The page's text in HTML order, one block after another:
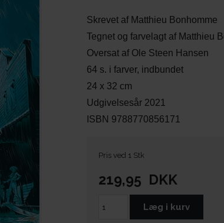
Skrevet af Matthieu Bonhomme
Tegnet og farvelagt af Matthieu
Oversat af Ole Steen Hansen
64 s. i farver, indbundet
24 x 32 cm
Udgivelsesår 2021
ISBN 9788770856171
Pris ved 1 Stk
219,95 DKK